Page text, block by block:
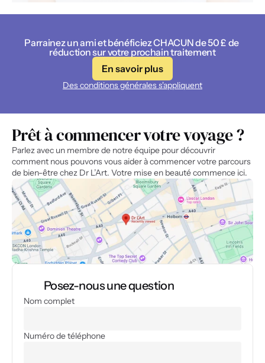
Parrainez un ami et bénéficiez CHACUN de 50 £ de
réduction sur votre prochain traitement
En savoir plus
Des conditions générales s'appliquent
Prêt à commencer votre voyage ?
Parlez avec un membre de notre équipe pour découvrir
comment nous pouvons vous aider à commencer votre parcours
de bien-être chez Dr L’Art. Votre mise en beauté commence ici.
Posez-nous une question
Nom complet
Numéro de téléphone